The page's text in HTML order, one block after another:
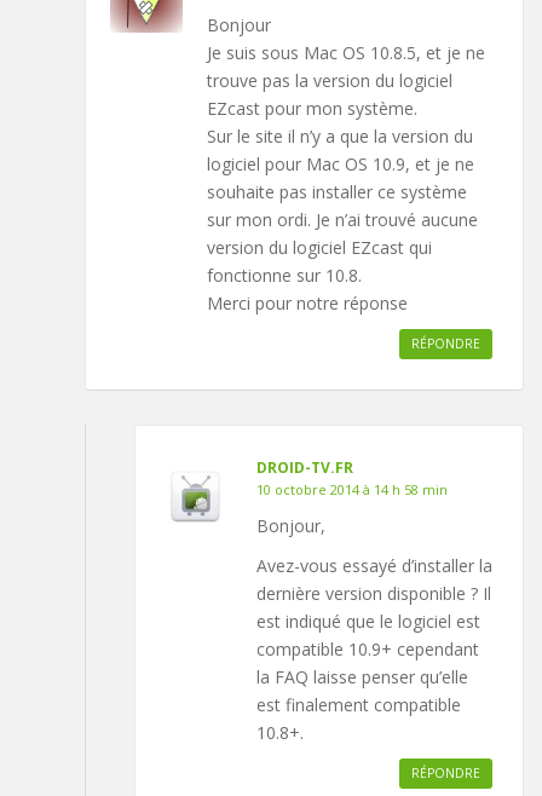
Bonjour
Je suis sous Mac OS 10.8.5, et je ne
trouve pas la version du logiciel
EZcast pour mon système.
Sur le site il n’y a que la version du
logiciel pour Mac OS 10.9, et je ne
souhaite pas installer ce système
sur mon ordi. Je n’ai trouvé aucune
version du logiciel EZcast qui
fonctionne sur 10.8.
Merci pour notre réponse
RÉPONDRE
DROID-TV.FR
10 octobre 2014 à 14 h 58 min
Bonjour,
Avez-vous essayé d’installer la
dernière version disponible ? Il
est indiqué que le logiciel est
compatible 10.9+ cependant
la FAQ laisse penser qu’elle
est finalement compatible
10.8+.
RÉPONDRE